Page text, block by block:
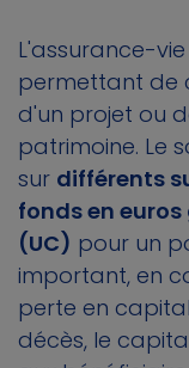
L'assurance-
permettant de
d'un projet ou
patrimoine. Le
sur différents
fonds en
(UC) pour un
important, en
perte en
décès, le